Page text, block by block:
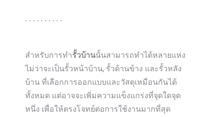
. . . . . . . . . .
สำหรับการทำรั้วบ้านนั้นสามารถทำได้หลายแห่ง
ไม่ว่าจะเป็นรั้วหน้าบ้าน, รั้วด้านข้าง และรั้วหลัง
บ้าน ที่เลือกการออกแบบและวัสดุเหมือนกันได้
ทั้งหมด แต่อาจจะเพิ่มความแข็งแกร่งที่จุดใดจุด
หนึ่ง เพื่อให้ตรงโจทย์ต่อการใช้งานมากที่สุด